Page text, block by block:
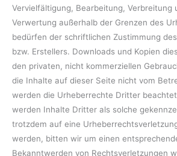
Vervielfältigung, Bearbeitung, Verbreitung
Verwertung außerhalb der Grenzen des
bedürfen der schriftlichen Zustimmung
bzw. Erstellers. Downloads und Kopien
den privaten, nicht kommerziellen
die Inhalte auf dieser Seite nicht vom
werden die Urheberrechte Dritter
werden Inhalte Dritter als solche
trotzdem auf eine
werden, bitten wir um einen
Bekanntwerden von Rechtsverletzungen